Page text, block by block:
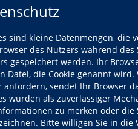
sind kleine Datenmengen, die
des Nutzers während
gespeichert werden. Ihr
Datei, die Cookie genannt
anfordern, sendet Ihr Browser
wurden als zuverlässiger
zu merken oder die
Bitte willigen Sie in die
Himmel berühren" Do.,